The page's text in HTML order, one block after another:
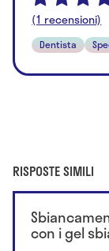
(1 recensioni)
Dentista
RISPOSTE SIMILI
con i gel